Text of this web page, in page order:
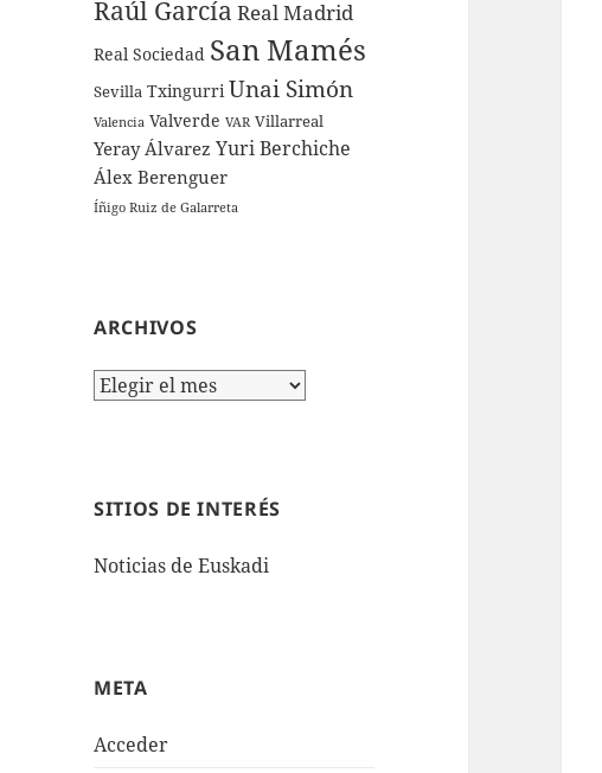
Raúl García Real Madrid
Real Sociedad San Mamés
Sevilla Txingurri Unai Simón
Valencia Valverde VAR Villarreal
Yeray Álvarez Yuri Berchiche
Álex Berenguer
Íñigo Ruiz de Galarreta
ARCHIVOS
Archivos
SITIOS DE INTERÉS
Noticias de Euskadi
META
Acceder